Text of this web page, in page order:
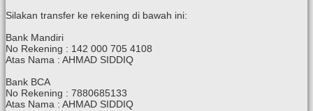
Silakan transfer ke rekening di bawah ini:
Bank Mandiri
No Rekening : 142 000 705 4108
Atas Nama : AHMAD SIDDIQ
Bank BCA
No Rekening : 7880685133
Atas Nama : AHMAD SIDDIQ